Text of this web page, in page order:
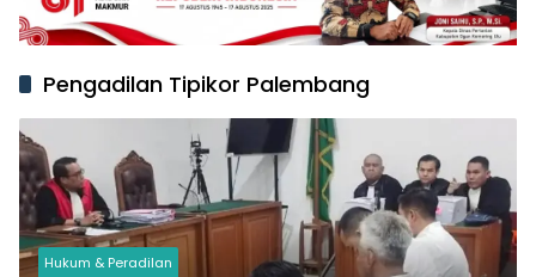
Pengadilan Tipikor Palembang
Hukum & Peradilan